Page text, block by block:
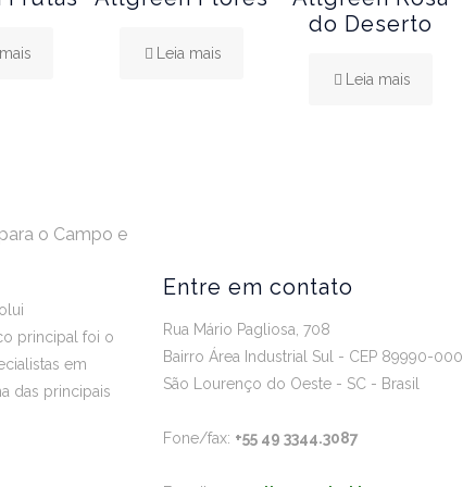
mais Leia mais
do Deserto
Leia mais
o Campo e
principal foi o
em
das principais
Entre em contato
Rua Mário Pagliosa, 708
Bairro Área Industrial Sul - CEP 89990-000
São Lourenço do Oeste - SC - Brasil
Fone/fax: +55 49 3344.3087